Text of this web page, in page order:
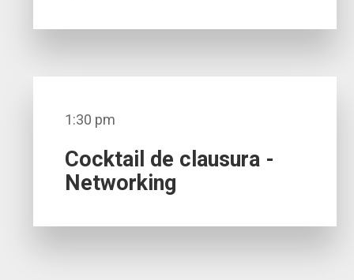
1:30 pm
Cocktail de clausura -
Networking